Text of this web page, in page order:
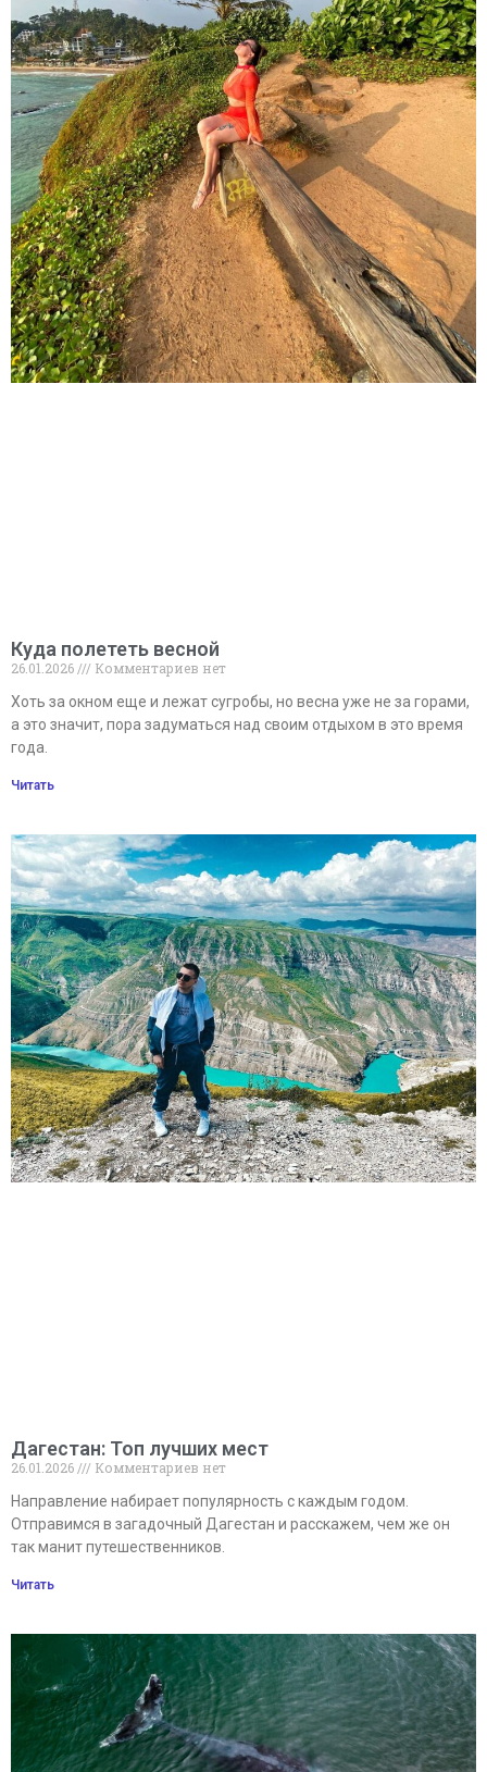
Куда полететь весной
26.01.2026
Комментариев нет
Хоть за окном еще и лежат сугробы, но весна уже не за горами,
а это значит, пора задуматься над своим отдыхом в это время
года.
Читать
Дагестан: Топ лучших мест
26.01.2026
Комментариев нет
Направление набирает популярность с каждым годом.
Отправимся в загадочный Дагестан и расскажем, чем же он
так манит путешественников.
Читать